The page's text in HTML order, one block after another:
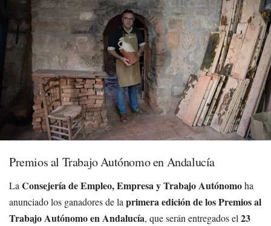
Premios al Trabajo Autónomo en Andalucía
La Consejería de Empleo, Empresa y Trabajo Autónomoha
anunciado los ganadores de la primera edición de los Premios al
Trabajo Autónomo en Andalucía, que serán entregados el 23